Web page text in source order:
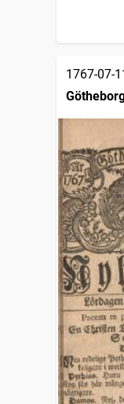
1767-07-